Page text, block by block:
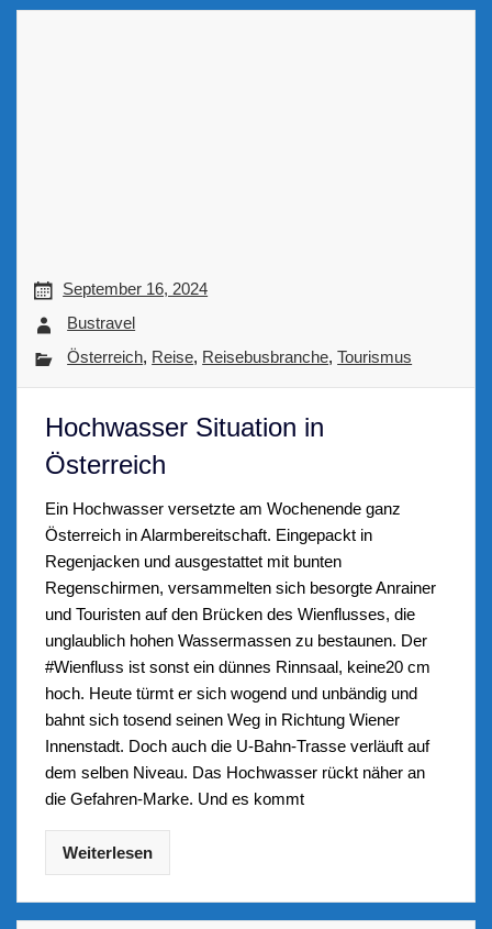
September 16, 2024
Bustravel
Österreich, Reise, Reisebusbranche,Tourismus
Hochwasser Situation in
Österreich
Ein Hochwasser versetzte am Wochenende ganz
Österreich in Alarmbereitschaft. Eingepackt in
Regenjacken und ausgestattet mit bunten
Regenschirmen, versammelten sich besorgte Anrainer
und Touristen auf den Brücken des Wienflusses, die
unglaublich hohen Wassermassen zu bestaunen. Der
#Wienfluss ist sonst ein dünnes Rinnsaal, keine20 cm
hoch. Heute türmt er sich wogend und unbändig und
bahnt sich tosend seinen Weg in Richtung Wiener
Innenstadt. Doch auch die U-Bahn-Trasse verläuft auf
dem selben Niveau. Das Hochwasser rückt näher an
die Gefahren-Marke. Und es kommt
Weiterlesen